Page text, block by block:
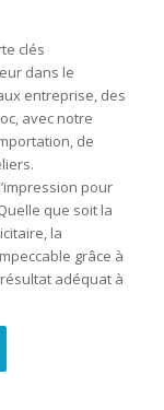
clés
dans le
entreprise, des
avec notre
de
pour
que soit la
la
grâce à
adéquat à